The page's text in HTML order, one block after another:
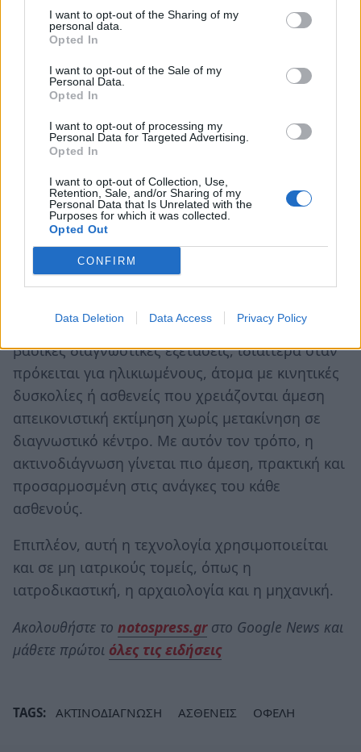
I want to opt-out of the Sharing of my
personal data.
Opted In
I want to opt-out of the Sale of my
Personal Data.
Opted In
I want to opt-out of processing my
Personal Data for Targeted Advertising.
Opted In
I want to opt-out of Collection, Use,
Retention, Sale, and/or Sharing of my
Personal Data that Is Unrelated with the
Purposes for which it was collected.
Opted Out
CONFIRM
Data Deletion Data Access Privacy Policy
Την ακτινοδιάγνωση χρησιμοποιούν αρκετές
ιατρικές ειδικότητες, όπως η ογκολογία, η
Για παράδειγμα, η ακτινοδιάγνωση
χρησιμοποιείται για τη διάγνωση εγκεφαλικών
επεισοδίων και καρδιακών παθήσεων. Στο
πλαίσιο της καρδιολογικής διερεύνησης,
μπορούν να προσφέρουν σημαντική
διευκόλυνση σε ασθενείς που δυσκολεύονται να
μετακινηθούν, επιτρέποντας την αξιολόγηση της
καρδιακής λειτουργίας με άνεση και ασφάλεια
στον χώρο τους. Παράλληλα, υπηρεσίες όπως η
περισσότερο την πρόσβαση των ασθενών σε
βασικές διαγνωστικές εξετάσεις, ιδιαίτερα όταν
πρόκειται για ηλικιωμένους, άτομα με κινητικές
δυσκολίες ή ασθενείς που χρειάζονται άμεση
απεικονιστική εκτίμηση χωρίς μετακίνηση σε
διαγνωστικό κέντρο. Με αυτόν τον τρόπο, η
ακτινοδιάγνωση γίνεται πιο άμεση, πρακτική και
προσαρμοσμένη στις ανάγκες του κάθε
ασθενούς.
Επιπλέον, αυτή η τεχνολογία χρησιμοποιείται
και σε μη ιατρικούς τομείς, όπως η
ιατροδικαστική, η αρχαιολογία και η μηχανική.
Ακολουθήστε το notospress.grστο Google News και
μάθετε πρώτοι όλες τις ειδήσεις
TAGS: ΑΚΤΙΝΟΔΙΑΓΝΩΣΗ ΑΣΘΕΝΕΙΣ ΟΦΕΛΗ